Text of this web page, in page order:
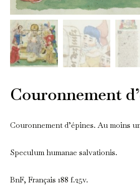
Couronnement
Couronnement d’épines. Au moins
Speculum humanae salvationis.
BnF, Français 188 f.25v.